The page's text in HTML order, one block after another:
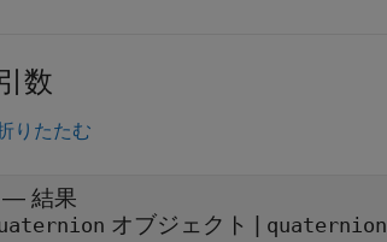
数
りたたむ
— 結果
オブジェクト | quaternion